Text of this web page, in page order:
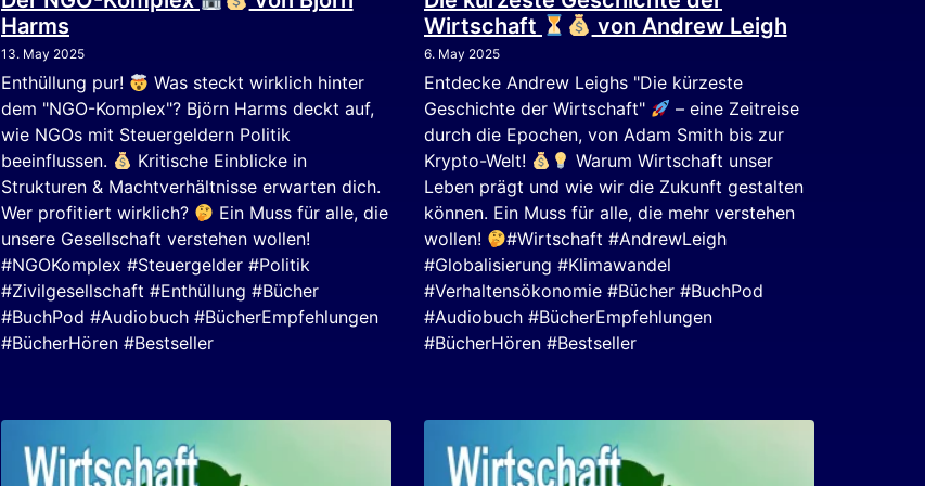
Harms
13. May 2025
Enthüllung pur!
Was steckt wirklich hinter
dem "NGO-Komplex"? Björn Harms deckt auf,
wie NGOs mit Steuergeldern Politik
beeinflussen.
Kritische Einblicke in
Strukturen & Machtverhältnisse erwarten dich.
Wer profitiert wirklich?
Ein Muss für alle, die
unsere Gesellschaft verstehen wollen!
#NGOKomplex #Steuergelder #Politik
#Zivilgesellschaft #Enthüllung #Bücher
#BuchPod #Audiobuch #BücherEmpfehlungen
#BücherHören #Bestseller
Wirtschaft
von Andrew Leigh
6. May 2025
Entdecke Andrew Leighs "Die kürzeste
Geschichte der Wirtschaft"
– eine Zeitreise
durch die Epochen, von Adam Smith bis zur
Krypto-Welt!
Warum Wirtschaft unser
Leben prägt und wie wir die Zukunft gestalten
können. Ein Muss für alle, die mehr verstehen
wollen!
#Wirtschaft #AndrewLeigh
#Globalisierung #Klimawandel
#Verhaltensökonomie #Bücher #BuchPod
#Audiobuch #BücherEmpfehlungen
#BücherHören #Bestseller